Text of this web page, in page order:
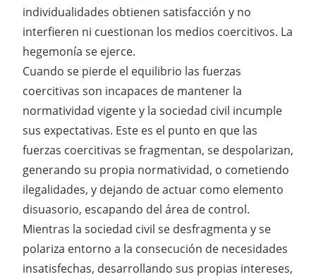
individualidades obtienen satisfacción y no
interfieren ni cuestionan los medios coercitivos. La
hegemonía se ejerce.
Cuando se pierde el equilibrio las fuerzas
coercitivas son incapaces de mantener la
normatividad vigente y la sociedad civil incumple
sus expectativas. Este es el punto en que las
fuerzas coercitivas se fragmentan, se despolarizan,
generando su propia normatividad, o cometiendo
ilegalidades, y dejando de actuar como elemento
disuasorio, escapando del área de control.
Mientras la sociedad civil se desfragmenta y se
polariza entorno a la consecución de necesidades
insatisfechas, desarrollando sus propias intereses,